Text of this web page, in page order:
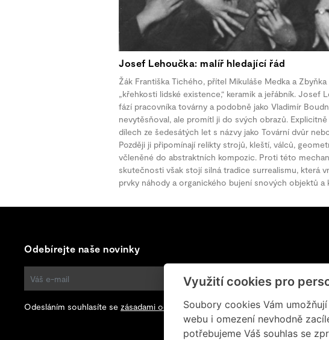
Josef Lehoučka: malíř hledající řád
Žák Františka Tichého, přítel Mikuláše Medka a Zbyňka
„křehkosti lidské existence,“ keramik a jeřábník. Josef
fází pracovníka továrny a podobně jako Vladimír
nevytěsňoval, ale promítl ji do svých obrazů.
dílech ze šedesátých let s názvy jako Tovární dvůr
Později ji připomínají relikty strojů, kleští, válců,
včleněné do abstraktních kompozic. Proti této
skutečnosti však stojí silná tradice surrealismu, která
prvky náhody a organického bujení snových objektů a
Odebírejte naše novinky
ODEBÍRAT
Odesláním souhlasíte se zásadami ochrany osobních údajů.
Využití cookies pro
Soubory cookies Vám
webu i omezení nevhodně
potřebujeme Váš souhlas se